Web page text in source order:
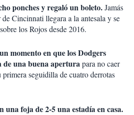
ponches y regaló un boleto.Jamás
Cincinnati llegara a la antesala y se
los Rojos desde 2016.
momento en que los Dodgers
una buena aperturapara no caer
seguidilla de cuatro derrotas
una foja de 2-5 una estadía en casa.